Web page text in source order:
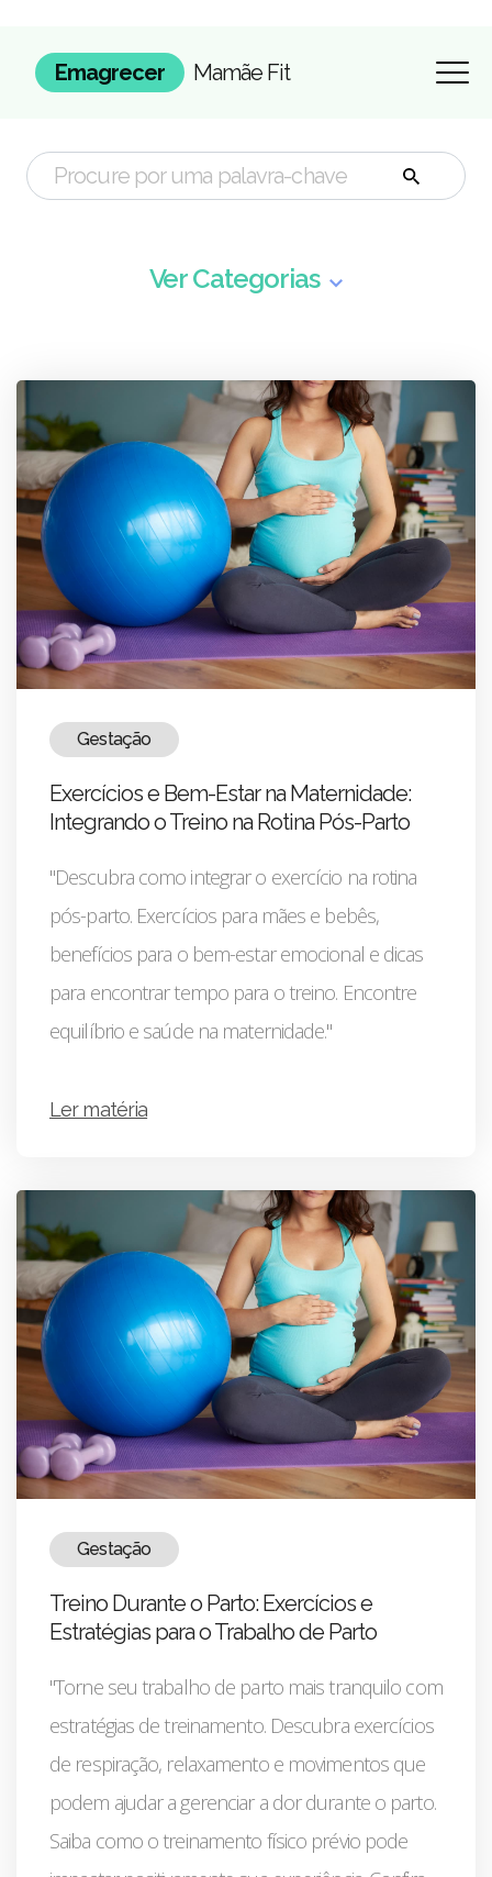
Emagrecer Mamãe Fit
Ver Categorias
Gestação
Exercícios e Bem-Estar na Maternidade:
Integrando o Treino na Rotina Pós-Parto
"Descubra como integrar o exercício na rotina
pós-parto. Exercícios para mães e bebês,
benefícios para o bem-estar emocional e dicas
para encontrar tempo para o treino. Encontre
equilíbrio e saúde na maternidade."
Ler matéria
Gestação
Treino Durante o Parto: Exercícios e
Estratégias para o Trabalho de Parto
"Torne seu trabalho de parto mais tranquilo com
estratégias de treinamento. Descubra exercícios
de respiração, relaxamento e movimentos que
podem ajudar a gerenciar a dor durante o parto.
Saiba como o treinamento físico prévio pode